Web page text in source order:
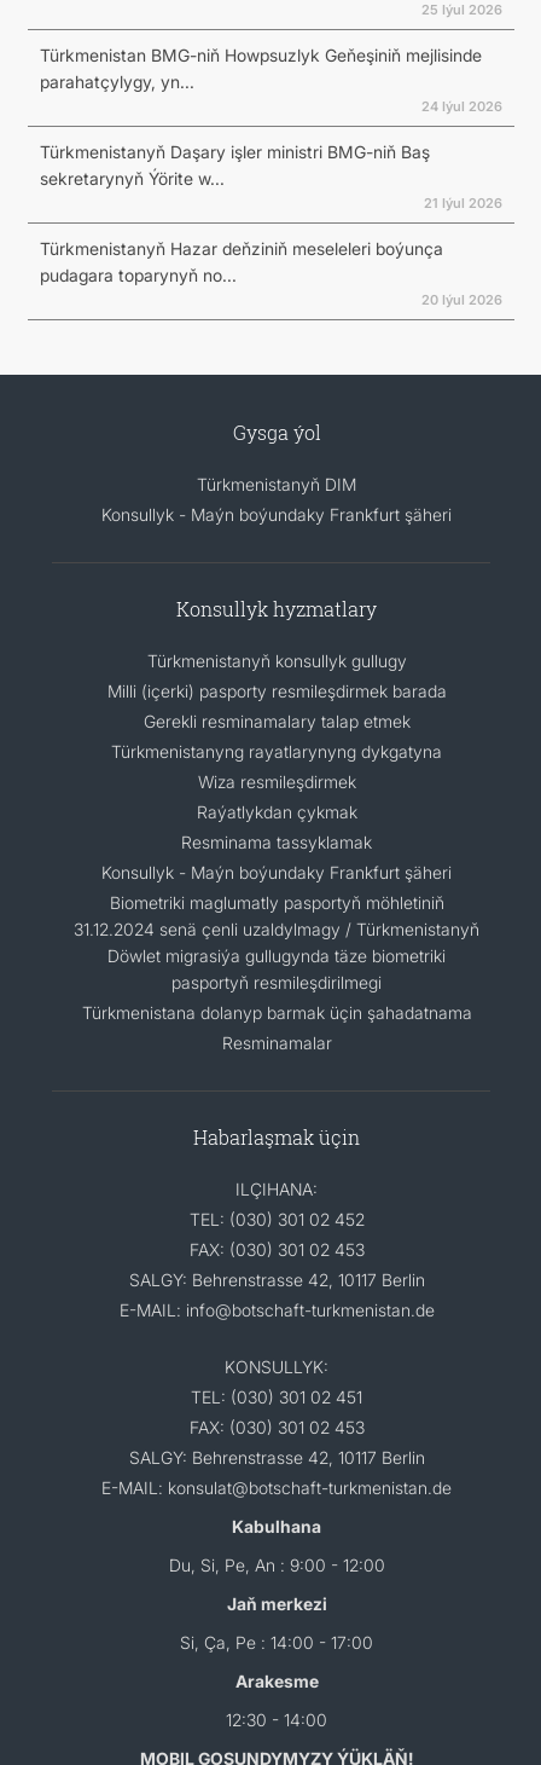
25 Iýul 2026
Türkmenistan BMG-niň Howpsuzlyk Geňeşiniň mejlisinde
parahatçylygy, yn...
24 Iýul 2026
Türkmenistanyň Daşary işler ministri BMG-niň Baş
sekretarynyň Ýörite w...
21 Iýul 2026
Türkmenistanyň Hazar deňziniň meseleleri boýunça
pudagara toparynyň no...
20 Iýul 2026
Gysga ýol
Türkmenistanyň DIM
Konsullyk - Maýn boýundaky Frankfurt şäheri
Konsullyk hyzmatlary
Türkmenistanyň konsullyk gullugy
Milli (içerki) pasporty resmileşdirmek barada
Gerekli resminamalary talap etmek
Türkmenistanyng rayatlarynyng dykgatyna
Wiza resmileşdirmek
Raýatlykdan çykmak
Resminama tassyklamak
Konsullyk - Maýn boýundaky Frankfurt şäheri
Biometriki maglumatly pasportyň möhletiniň
31.12.2024 senä çenli uzaldylmagy / Türkmenistanyň
Döwlet migrasiýa gullugynda täze biometriki
pasportyň resmileşdirilmegi
Türkmenistana dolanyp barmak üçin şahadatnama
Resminamalar
Habarlaşmak üçin
ILÇIHANA:
TEL: (030) 301 02 452
FAX: (030) 301 02 453
SALGY: Behrenstrasse 42, 10117 Berlin
E-MAIL: info@botschaft-turkmenistan.de
KONSULLYK:
TEL: (030) 301 02 451
FAX: (030) 301 02 453
SALGY: Behrenstrasse 42, 10117 Berlin
E-MAIL: konsulat@botschaft-turkmenistan.de
Kabulhana
Du, Si, Pe, An : 9:00 - 12:00
Jaň merkezi
Si, Ça, Pe : 14:00 - 17:00
Arakesme
12:30 - 14:00
MOBIL GOŞUNDYMYZY ÝÜKLÄŇ!